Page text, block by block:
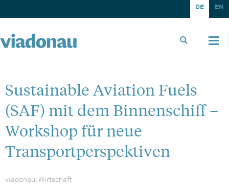
DE EN
Sustainable Aviation Fuels
(SAF) mit dem Binnenschiff –
Workshop für neue
Transportperspektiven
viadonau, Wirtschaft